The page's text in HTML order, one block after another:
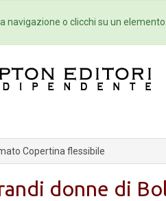
Eventi Collane
Copertina flessibile
donne di
o clicchi su un